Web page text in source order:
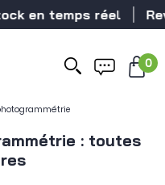
en temps réel
0
: toutes